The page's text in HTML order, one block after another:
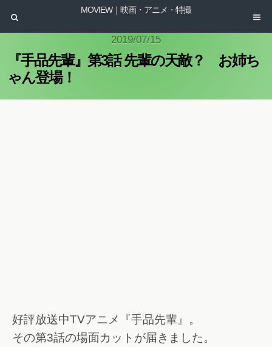
MOVIEW｜映画・アニメ・特撮
2019/07/15
『手品先輩』第3話 先輩の天敵？ お姉ち
ゃん登場！
好評放送中TVアニメ『手品先輩』。
その第3話の場面カットが届きました。